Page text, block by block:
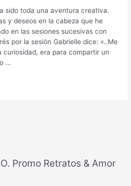
Promo Retratos & Amor
sido toda una aventura creativa.
y deseos en la cabeza que he
en las sesiones sucesivas con
por la sesión Gabrielle dice: «..Me
curiosidad, era para compartir un
…